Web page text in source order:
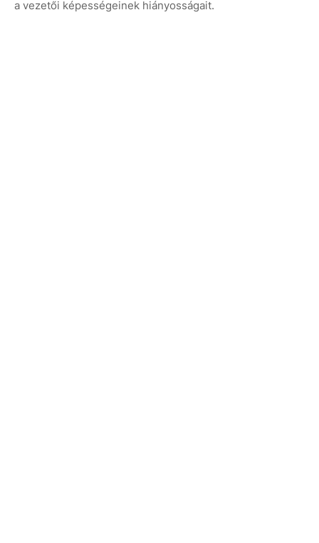
a vezetői képességeinek hiányosságait.